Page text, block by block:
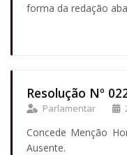
forma da redação
Resolução Nº
Parlamentar
Concede Menção
Ausente.